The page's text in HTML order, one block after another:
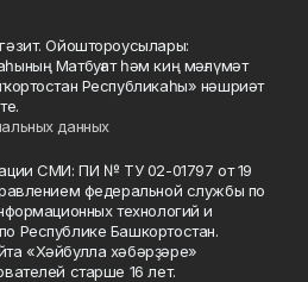
Ойоштороусылары:
Матбуғат һәм киң мәғлүмәт
Республикаһы» нәшриәт
данных
СМИ: ПИ № ТУ 02-01797 от 19
федеральной службы по
технологий и
Республике Башкортостан.
«Хәйбулла хәбәрҙәре»
старше 16 лет.